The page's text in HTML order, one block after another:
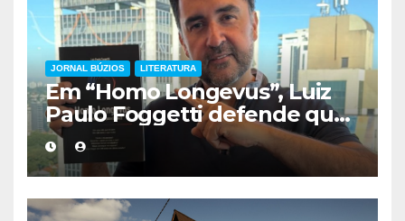
JORNAL BÚZIOS LITERATURA
Em “Homo Longevus”, Luiz
Paulo Foggetti defende que
viver mais exigirá uma nova
forma de encarar a vida